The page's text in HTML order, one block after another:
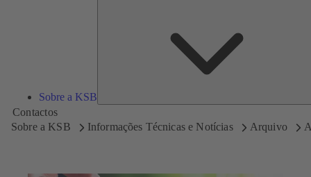
Sobre a KSB
Contactos
Sobre a KSB
Informações Técnicas e Notícias Arquivo